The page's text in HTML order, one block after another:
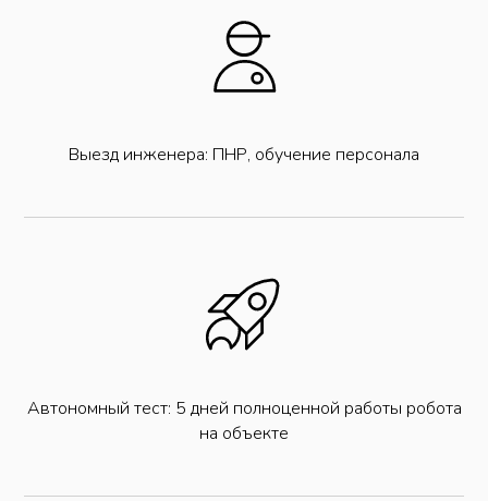
Выезд инженера: ПНР, обучение персонала
Автономный тест: 5 дней полноценной работы робота
на объекте